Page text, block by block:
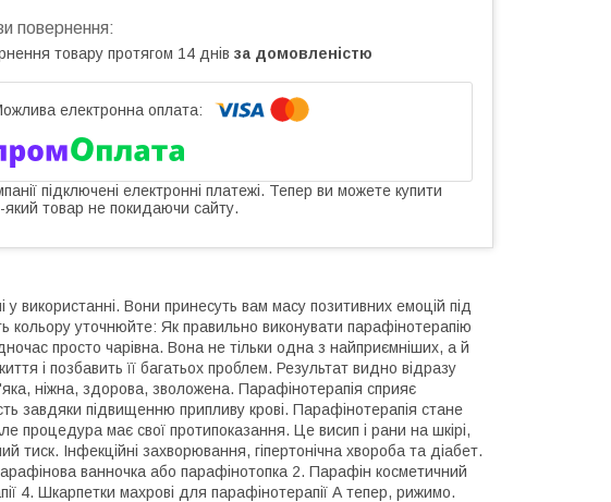
товару протягом 14 днів за домовленістю
підключені електронні платежі. Тепер ви можете купити
який товар не покидаючи сайту.
використанні. Вони принесуть вам масу позитивних емоцій під
кольору уточнюйте: Як правильно виконувати парафінотерапію
просто чарівна. Вона не тільки одна з найприємніших, а й
і позбавить її багатьох проблем. Результат видно відразу
ніжна, здорова, зволожена. Парафінотерапія сприяє
завдяки підвищенню припливу крові. Парафінотерапія стане
процедура має свої протипоказання. Це висип і рани на шкірі,
Інфекційні захворювання, гіпертонічна хвороба та діабет.
ванночка або парафінотопка 2. Парафін косметичний
4. Шкарпетки махрові для парафінотерапії А тепер, рижимо.